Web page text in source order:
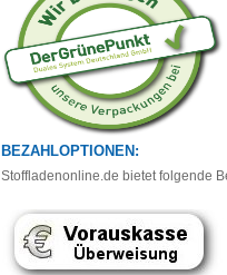
BEZAHLOPTIONEN:
Stoffladenonline.de bietet folgende